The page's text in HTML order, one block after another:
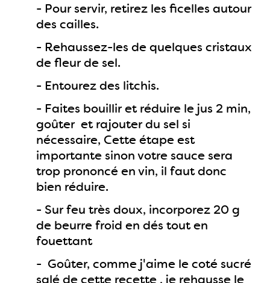
- Pour servir, retirez les ficelles autour
des cailles.
- Rehaussez-les de quelques cristaux
de fleur de sel.
- Entourez des litchis.
- Faites bouillir et réduire le jus 2 min,
goûter et rajouter du sel si
nécessaire, Cette étape est
importante sinon votre sauce sera
trop prononcé en vin, il faut donc
bien réduire.
- Sur feu très doux, incorporez 20 g
de beurre froid en dés tout en
fouettant
- Goûter, comme j'aime le coté sucré
salé de cette recette , je rehausse le